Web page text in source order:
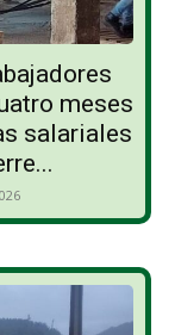
meses
salariales